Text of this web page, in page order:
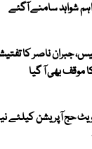
شواہد سامنے آگئے
جبران ناصر کا
موقف بھی آ گیا
پرائیویٹ حج آپریشن